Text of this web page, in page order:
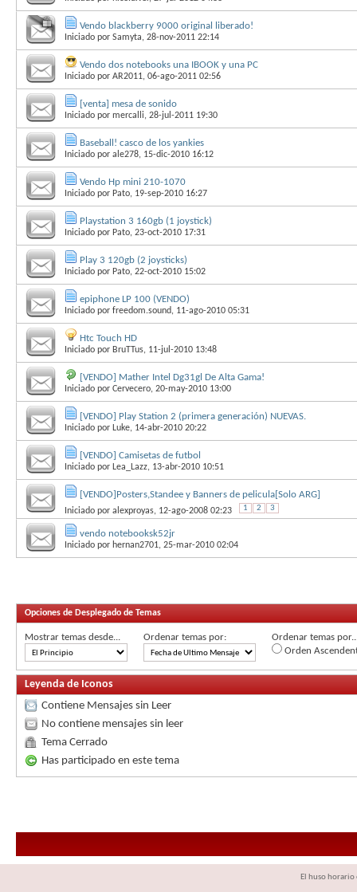
Vendo blackberry 9000 original liberado!
Iniciado por Samyta, 28-nov-2011 22:14
Vendo dos notebooks una IBOOK y una PC
Iniciado por AR2011, 06-ago-2011 02:56
[venta] mesa de sonido
Iniciado por mercalli, 28-jul-2011 19:30
Baseball! casco de los yankies
Iniciado por ale278, 15-dic-2010 16:12
Vendo Hp mini 210-1070
Iniciado por Pato, 19-sep-2010 16:27
Playstation 3 160gb (1 joystick)
Iniciado por Pato, 23-oct-2010 17:31
Play 3 120gb (2 joysticks)
Iniciado por Pato, 22-oct-2010 15:02
epiphone LP 100 (VENDO)
Iniciado por freedom.sound, 11-ago-2010 05:31
Htc Touch HD
Iniciado por BruTTus, 11-jul-2010 13:48
[VENDO] Mather Intel Dg31gl De Alta Gama!
Iniciado por Cervecero, 20-may-2010 13:00
[VENDO] Play Station 2 (primera generación) NUEVAS.
Iniciado por Luke, 14-abr-2010 20:22
[VENDO] Camisetas de futbol
Iniciado por Lea_Lazz, 13-abr-2010 10:51
[VENDO]Posters,Standee y Banners de pelicula[Solo ARG]
Iniciado por alexproyas, 12-ago-2008 02:23 1 2 3
vendo notebooksk52jr
Iniciado por hernan2701, 25-mar-2010 02:04
Opciones de Desplegado de Temas
Mostrar temas desde... Ordenar temas por:
Ordenar temas
Orden
Leyenda de Iconos
Contiene Mensajes sin Leer
No contiene mensajes sin leer
Tema Cerrado
Has participado en este tema
El huso horario